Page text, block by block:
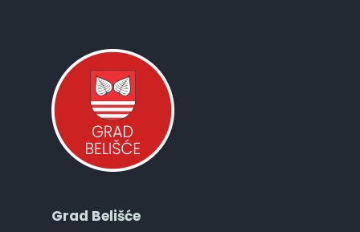
Grad Belišće